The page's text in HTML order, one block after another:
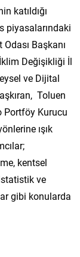
katıldığı
piyasalarındaki
Başkanı
Değişikliği İl
ve Dijital
Toluen
Portföy Kurucu
ışık
kentsel
ve
gibi konularda